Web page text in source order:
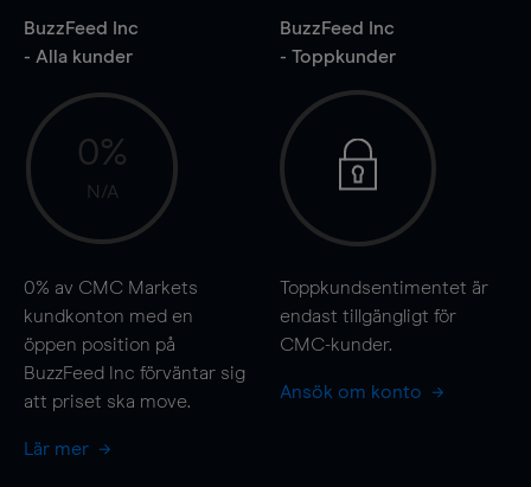
BuzzFeed Inc
- Alla kunder
0%
N/A
0% av CMC Markets
kundkonton med en
öppen position på
BuzzFeed Inc förväntar sig
att priset ska move.
Lär mer
BuzzFeed Inc
- Toppkunder
Toppkundsentimentet är
endast tillgängligt för
CMC-kunder.
Ansök om konto